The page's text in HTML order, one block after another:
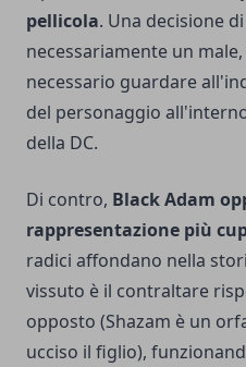
pellicola. Una decisione
necessariamente un
necessario guardare
del personaggio
della DC.
Di contro, Black Adam
rappresentazione più
radici affondano nella
vissuto è il contraltare
opposto (Shazam è un
ucciso il figlio),